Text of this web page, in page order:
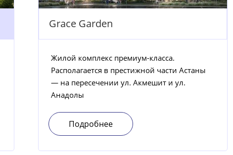
Grace Garden
Жилой комплекс премиум-класса.
Располагается в престижной части Астаны
— на пересечении ул. Акмешит и ул.
Анадолы
Подробнее